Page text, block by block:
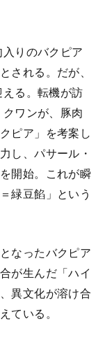
りのバクピア
される。だが、
る。転機が訪
ワンが、豚肉
ピア」を考案し
し、パサール・
開始。これが瞬
緑豆餡」という
なったバクピア
が生んだ「ハイ
異文化が溶け合
ている。